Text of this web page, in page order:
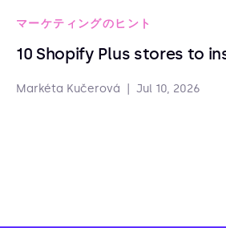
マーケティングのヒント
10 Shopify Plus stores to
Markéta Kučerová Jul 10, 2026